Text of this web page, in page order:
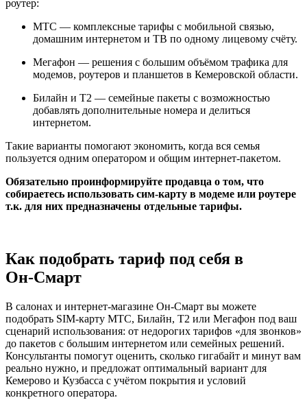
роутер:
МТС — комплексные тарифы с мобильной связью,
домашним интернетом и ТВ по одному лицевому счёту.
Мегафон — решения с большим объёмом трафика для
модемов, роутеров и планшетов в Кемеровской области.​
Билайн и T2 — семейные пакеты с возможностью
добавлять дополнительные номера и делиться
интернетом.
Такие варианты помогают экономить, когда вся семья
пользуется одним оператором и общим интернет‑пакетом.
Обязательно проинформируйте продавца о том, что
собираетесь использовать сим-карту в модеме или роутере
т.к. для них предназначены отдельные тарифы.
Как подобрать тариф под себя в
Он‑Смарт
В салонах и интернет‑магазине Он‑Смарт вы можете
подобрать SIM‑карту МТС, Билайн, T2 или Мегафон под ваш
сценарий использования: от недорогих тарифов «для звонков»
до пакетов с большим интернетом или семейных решений.
Консультанты помогут оценить, сколько гигабайт и минут вам
реально нужно, и предложат оптимальный вариант для
Кемерово и Кузбасса с учётом покрытия и условий
конкретного оператора.